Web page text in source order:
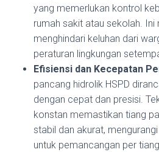
yang memerlukan kontrol
rumah sakit atau sekolah. Ini
menghindari keluhan dari
peraturan lingkungan
Efisiensi dan Kecepatan
pancang hidrolik HSPD
dengan cepat dan presisi.
konstan memastikan tiang
stabil dan akurat,
untuk pemancangan per